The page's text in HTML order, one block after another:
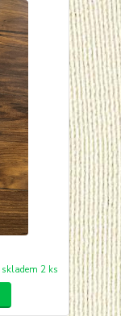
skladem 2 ks